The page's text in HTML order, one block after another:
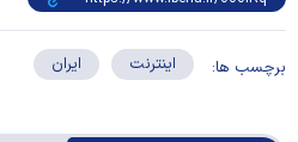
برچسب ها: اینترنت ایران